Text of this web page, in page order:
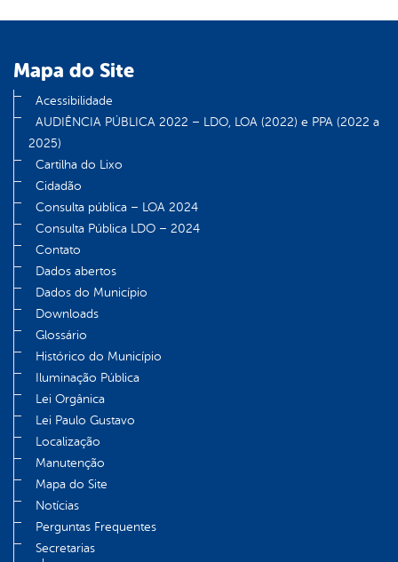
Mapa do Site
Acessibilidade
AUDIÊNCIA PÚBLICA 2022 – LDO, LOA (2022) e PPA (2022 a
2025)
Cartilha do Lixo
Cidadão
Consulta pública – LOA 2024
Consulta Pública LDO – 2024
Contato
Dados abertos
Dados do Município
Downloads
Glossário
Histórico do Município
Iluminação Pública
Lei Orgânica
Lei Paulo Gustavo
Localização
Manutenção
Mapa do Site
Notícias
Perguntas Frequentes
Secretarias